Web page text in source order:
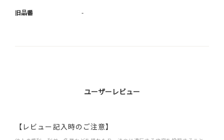
旧品番 -
ユーザーレビュー
【レビュー記入時のご注意】